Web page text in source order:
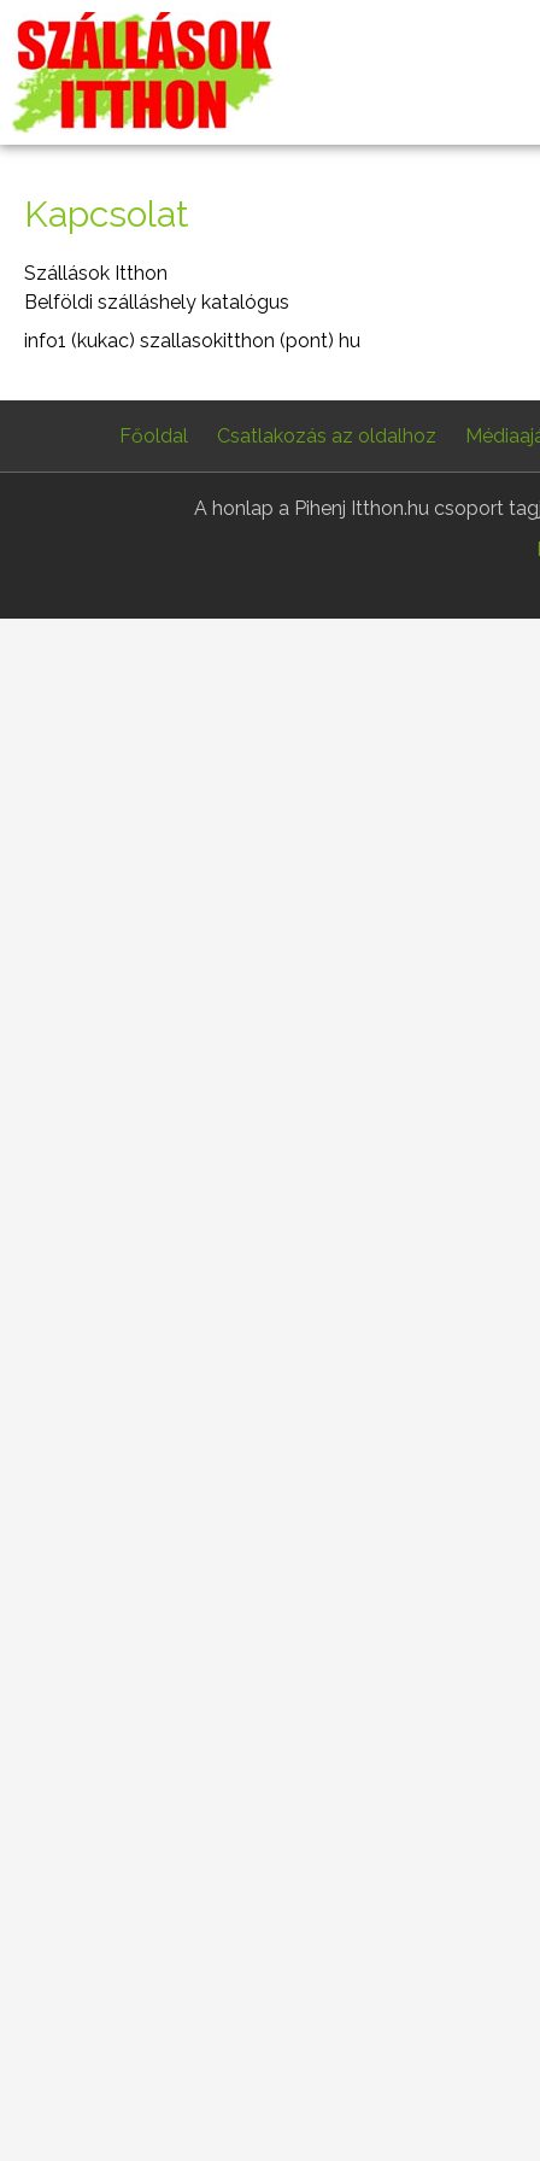
Kapcsolat
Szállások Itthon
Belföldi szálláshely katalógus
info1 (kukac) szallasokitthon (pont) hu
Főoldal Csatlakozás az oldalhoz
A honlap a Pihenj Itthon.hu csoport